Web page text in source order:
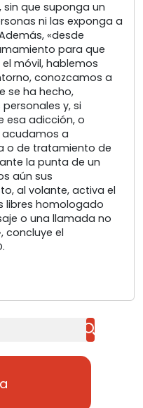
que suponga un
ni las exponga a
«desde
para que
móvil, hablemos
conozcamos a
se ha hecho,
y, si
esa adicción, o
a
o de tratamiento de
la punta de un
aún sus
al volante, activa el
libres homologado
o una llamada no
concluye el